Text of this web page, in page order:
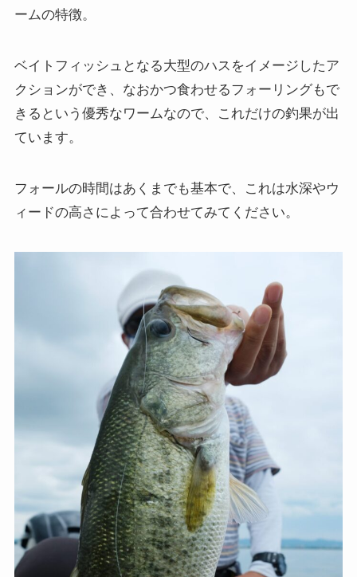
ームの特徴。
ベイトフィッシュとなる大型のハスをイメージしたア
クションができ、なおかつ食わせるフォーリングもで
きるという優秀なワームなので、これだけの釣果が出
ています。
フォールの時間はあくまでも基本で、これは水深やウ
ィードの高さによって合わせてみてください。